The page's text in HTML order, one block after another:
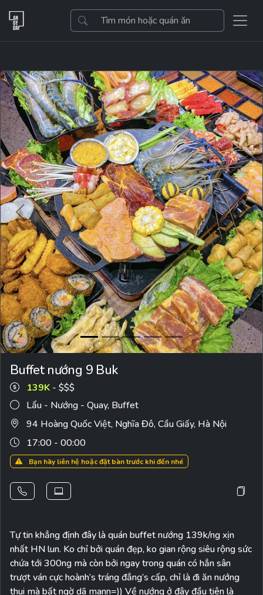
Previous Next
Buffet nướng 9 Buk
139K - $$$
Lẩu - Nướng - Quay, Buffet
94 Hoàng Quốc Việt, Nghĩa Đô, Cầu Giấy, Hà Nội
17:00 - 00:00
Bạn hãy liên hệ hoặc đặt bàn trước khi đến nhé
Tự tin khẳng định đây là quán buffet nướng 139k/ng xịn
nhất HN lun. Ko chỉ bởi quán đẹp, ko gian rộng siêu rộng sức
chứa tới 300ng mà còn bởi ngay trong quán có hẳn sân
trượt ván cực hoành’s tráng đẳng’s cấp, chỉ là đi ăn nướng
thui mà bất ngờ dã mann=)) Về nướng ở đây đầu tiên là